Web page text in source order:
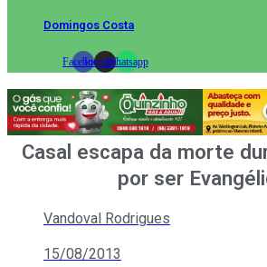
Domingos Costa
FacebookInstagramWhatsapp
Casal escapa da morte
por ser
Vandoval Rodrigues
15/08/2013